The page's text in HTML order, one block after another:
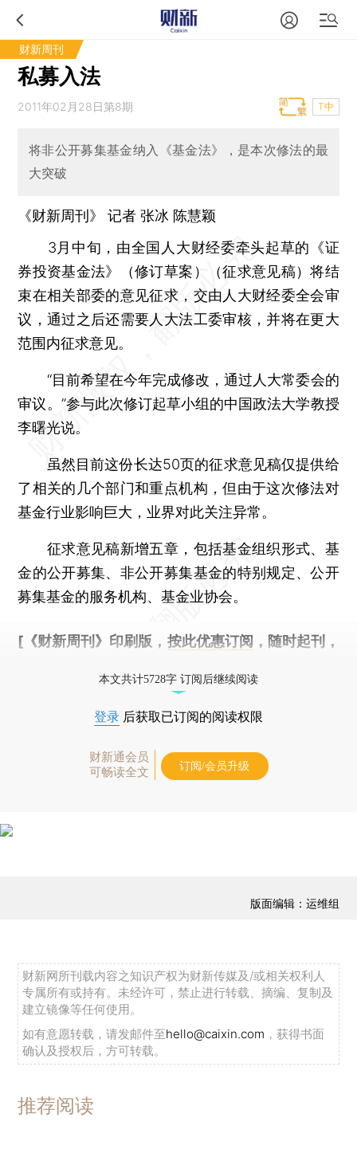
财新周刊
私募入法
2011年02月28日第8期 T中
将非公开募集基金纳入《基金法》，是本次修法的最
大突破
《财新周刊》 记者张冰 陈慧颖
3月中旬，由全国人大财经委牵头起草的《证
券投资基金法》（修订草案）（征求意见稿）将结
束在相关部委的意见征求，交由人大财经委全会审
议，通过之后还需要人大法工委审核，并将在更大
范围内征求意见。
“目前希望在今年完成修改，通过人大常委会的
审议。”参与此次修订起草小组的中国政法大学教授
李曙光说。
虽然目前这份长达50页的征求意见稿仅提供给
了相关的几个部门和重点机构，但由于这次修法对
基金行业影响巨大，业界对此关注异常。
征求意见稿新增五章，包括基金组织形式、基
金的公开募集、非公开募集基金的特别规定、公开
募集基金的服务机构、基金业协会。
[《财新周刊》印刷版， 按此优惠订阅 ，随时起刊，
本文共计5728字 订阅后继续阅读
登录 后获取已订阅的阅读权限
财新通会员
可畅读全文
订阅/会员升级
版面编辑：运维组
财新网所刊载内容之知识产权为财新传媒及/或相关权利人
专属所有或持有。未经许可，禁止进行转载、摘编、复制及
建立镜像等任何使用。
如有意愿转载，请发邮件至hello@caixin.com ，获得书面
确认及授权后，方可转载。
推荐阅读